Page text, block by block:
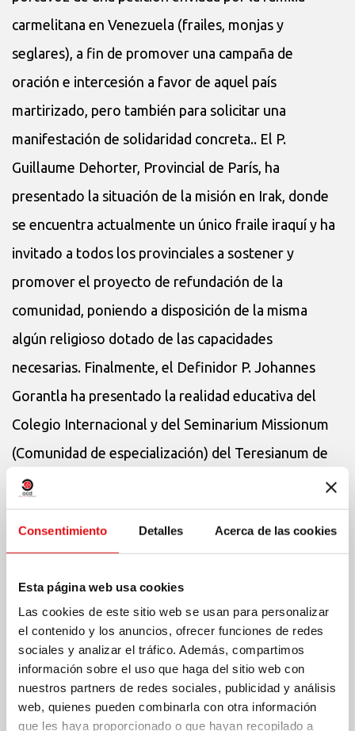
Consentimiento Detalles Acerca de las cookies
Esta página web usa cookies
Las cookies de este sitio web se usan para personalizar
el contenido y los anuncios, ofrecer funciones de redes
sociales y analizar el tráfico. Además, compartimos
información sobre el uso que haga del sitio web con
nuestros partners de redes sociales, publicidad y análisis
web, quienes pueden combinarla con otra información
que les haya proporcionado o que hayan recopilado a
carmelitana en Venezuela (frailes, monjas y
seglares), a fin de promover una campaña de
oración e intercesión a favor de aquel país
martirizado, pero también para solicitar una
manifestación de solidaridad concreta.. El P.
Guillaume Dehorter, Provincial de París, ha
presentado la situación de la misión en Irak, donde
se encuentra actualmente un único fraile iraquí y ha
invitado a todos los provinciales a sostener y
promover el proyecto de refundación de la
comunidad, poniendo a disposición de la misma
algún religioso dotado de las capacidades
necesarias. Finalmente, el Definidor P. Johannes
Gorantla ha presentado la realidad educativa del
Colegio Internacional y del Seminarium Missionum
(Comunidad de especialización) del Teresianum de
Roma, exhortando a las Provincias –sobre todo a las
europeas- a aprovechar las oportunidades ofrecidas
por nuestras instituciones.
Después de la cena ha sido presentado un bonito
video preparado por las Provincias de la India en
ocasión de los 400 años de presencia del Carmelo en
India. A través de la narración de la historia y del
desarrollo de nuestra presencia en el país, hecha por